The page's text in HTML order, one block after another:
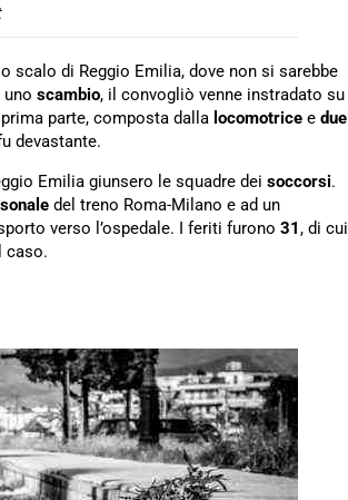
scalo di Reggio Emilia, dove non si sarebbe
uno scambio, il convogliò venne instradato su
parte, composta dalla locomotrice e due
devastante.
Emilia giunsero le squadre dei soccorsi.
del treno Roma-Milano e ad un
verso l’ospedale. I feriti furono 31, di cui
caso.